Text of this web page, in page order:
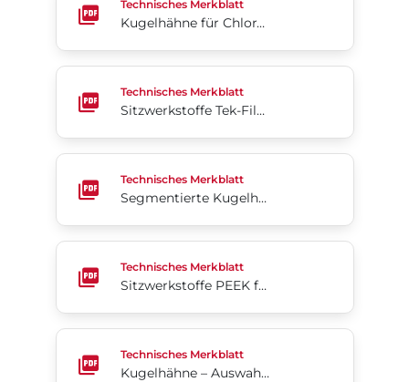
Technisches Merkblatt
Kugelhähne für Chloranwendungen​​​​​​​
Sitzwerkstoffe Tek-Fil® für Kugelhähne
Technisches Merkblatt
Sitzwerkstoffe Tek-Fil® für Kugelhähne
Segmentierte Kugelhähne der Serie 19 Druck/
Technisches Merkblatt
Segmentierte Kugelhähne der Serie 19 Druck/Temperatur
Sitzwerkstoffe PEEK für Kugelhähne (Englisch)
Technisches Merkblatt
Sitzwerkstoffe PEEK für Kugelhähne (Englisch)
Kugelhähne – Auswahlleitfaden V-Control
Technisches Merkblatt
Kugelhähne – Auswahlleitfaden V-Control (Englisch)